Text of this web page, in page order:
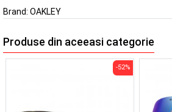
Brand: OAKLEY
Produse din aceeasi categorie
-52%